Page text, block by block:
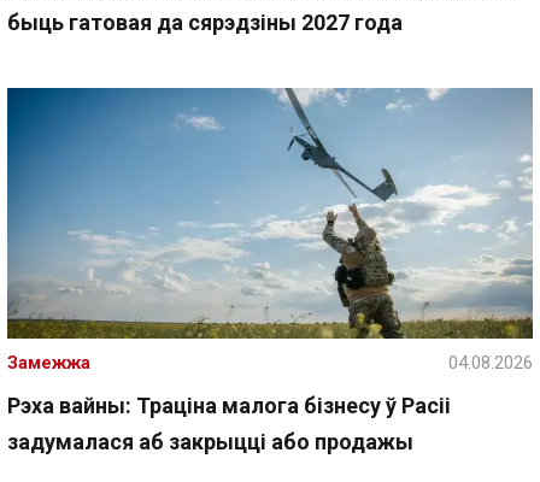
быць гатовая да сярэдзіны 2027 года
Рэха вайны: Траціна малога бізнесу ў Расіі
задумалася аб закрыцці або продажы
Замежжа 04.08.2026